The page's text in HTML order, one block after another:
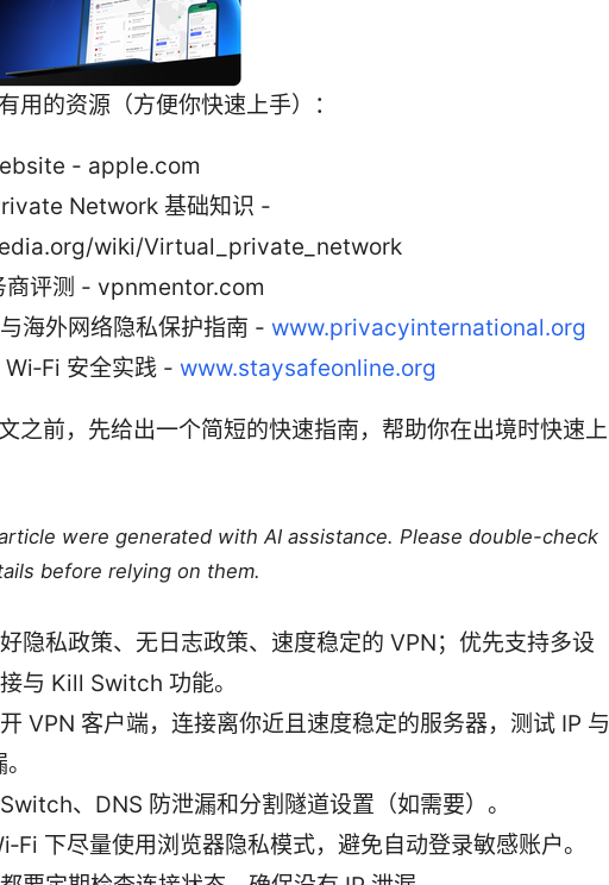
用的资源（方便你快速上手）：
- apple.com
Network 基础知识 -
wiki/Virtual_private_network
商评测 - vpnmentor.com
海外网络隐私保护指南 - www.privacyinternational.org
安全实践 - www.staysafeonline.org
之前，先给出一个简短的快速指南，帮助你在出境时快速上
were generated with AI assistance. Please double-check
before relying on them.
隐私政策、无日志政策、速度稳定的 VPN；优先支持多设
与 Kill Switch 功能。
VPN 客户端，连接离你近且速度稳定的服务器，测试 IP 与
、DNS 防泄漏和分割隧道设置（如需要）。
下尽量使用浏览器隐私模式，避免自动登录敏感账户。